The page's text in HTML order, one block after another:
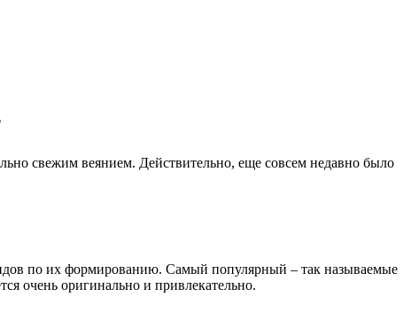
свежим веянием. Действительно, еще совсем недавно было
по их формированию. Самый популярный – так называемые
очень оригинально и привлекательно.